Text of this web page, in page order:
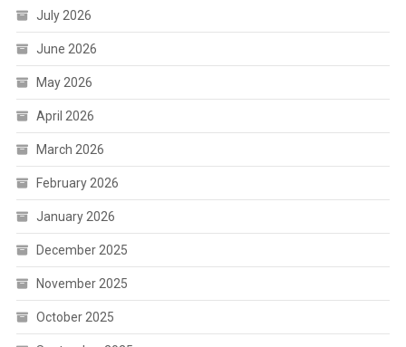
July 2026
June 2026
May 2026
April 2026
March 2026
February 2026
January 2026
December 2025
November 2025
October 2025